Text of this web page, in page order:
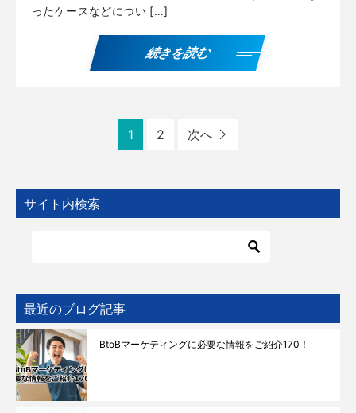
ったケースなどについ […]
続きを読む
1 2 次へ
サイト内検索
最近のブログ記事
BtoBマーケティングに必要な情報をご紹介170！